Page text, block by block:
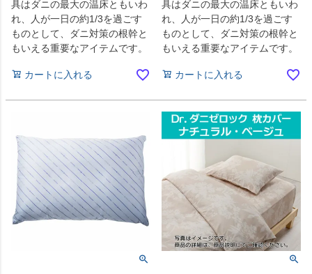
具はダニの最大の温床ともいわ
れ、人が一日の約1/3を過ごす
ものとして、ダニ対策の根幹と
もいえる重要なアイテムです。
カートに入れる
具はダニの最大の温床ともいわ
れ、人が一日の約1/3を過ごす
ものとして、ダニ対策の根幹と
もいえる重要なアイテムです。
カートに入れる